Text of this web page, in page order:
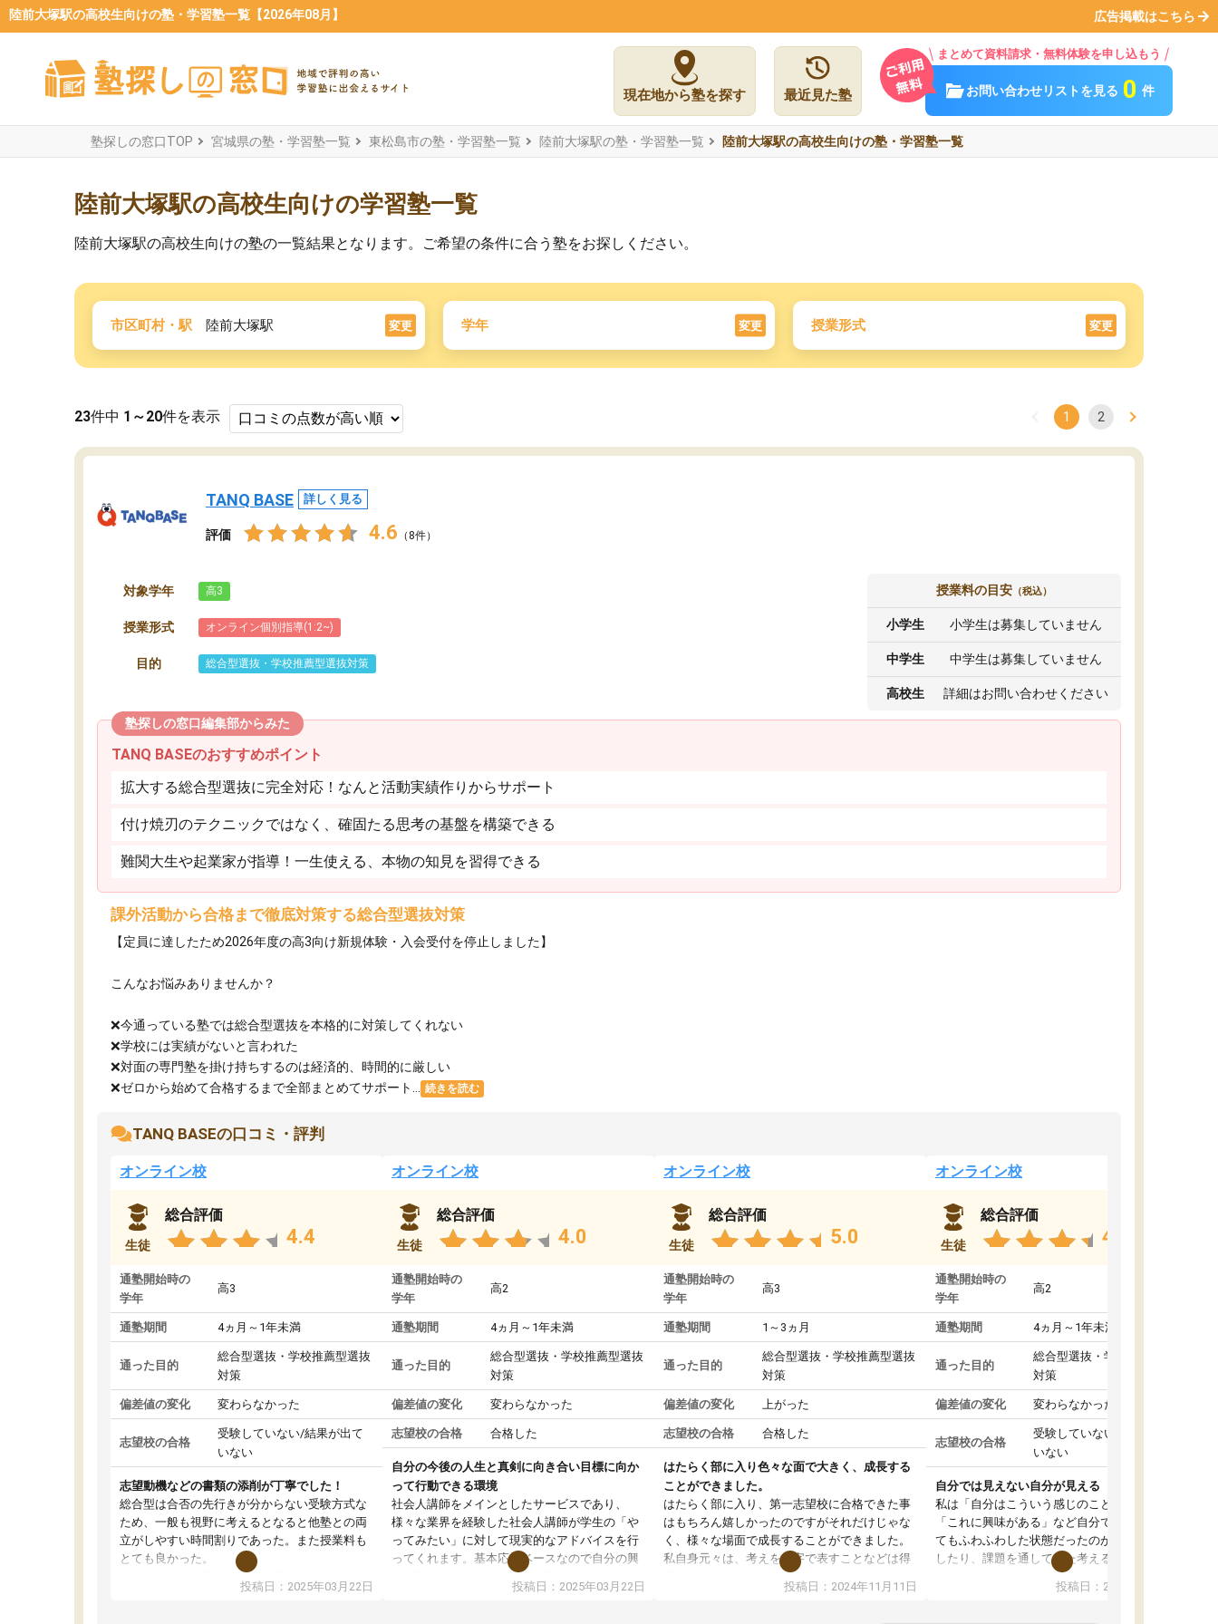
陸前大塚駅の高校生向けの塾・学習塾一覧【2026年08月】 広告掲載はこちら
現在地から塾を探す 最近見た塾
まとめて資料請求・無料体験を申し込もう
お問い合わせリストを見る 0 件
塾探しの窓口TOP 宮城県の塾・学習塾一覧 東松島市の塾・学習塾一覧 陸前大塚駅の塾・学習塾一覧 陸前大塚駅の高校生向けの塾・学習塾一覧
陸前大塚駅の高校生向けの学習塾一覧
陸前大塚駅の高校生向けの塾の一覧結果となります。ご希望の条件に合う塾をお探しください。
市区町村・駅 陸前大塚駅 変更 学年 変更 授業形式 変更
23件中 1～20件を表示 1 2
TANQ BASE 詳しく見る
評価 4.6 （8件）
対象学年 高3
授業形式 オンライン個別指導(1:2~)
目的 総合型選抜・学校推薦型選抜対策
授業料の目安 （税込）
小学生 小学生は募集していません
中学生 中学生は募集していません
高校生 詳細はお問い合わせください
塾探しの窓口編集部からみた
TANQ BASEのおすすめポイント
拡大する総合型選抜に完全対応！なんと活動実績作りからサポート
付け焼刃のテクニックではなく、確固たる思考の基盤を構築できる
難関大生や起業家が指導！一生使える、本物の知見を習得できる
課外活動から合格まで徹底対策する総合型選抜対策
【定員に達したため2026年度の高3向け新規体験・入会受付を停止しました】
こんなお悩みありませんか？
❌今通っている塾では総合型選抜を本格的に対策してくれない
❌学校には実績がないと言われた
❌対面の専門塾を掛け持ちするのは経済的、時間的に厳しい
❌ゼロから始めて合格するまで全部まとめてサポート...
続きを読む
TANQ BASEの口コミ・評判
オンライン校
生徒
総合評価
4.4
通塾開始時の
学年
高3
通塾期間 4ヵ月～1年未満
通った目的
総合型選抜・学校推薦型選抜
対策
偏差値の変化 変わらなかった
志望校の合格
受験していない/結果が出て
いない
志望動機などの書類の添削が丁寧でした！
総合型は合否の先行きが分からない受験方式な
ため、一般も視野に考えるとなると他塾との両
立がしやすい時間割りであった。また授業料も
とても良かった。
総合型の多くの塾は大学生が見ることが多い
が、はたらく部総合型コースは大学生の目だけ
投稿日：2025年03月22日
オンライン校
生徒
総合評価
4.0
通塾開始時の
学年
高2
通塾期間 4ヵ月～1年未満
通った目的
総合型選抜・学校推薦型選抜
対策
偏差値の変化 変わらなかった
志望校の合格 合格した
自分の今後の人生と真剣に向き合い目標に向か
って行動できる環境
社会人講師をメインとしたサービスであり、
様々な業界を経験した社会人講師が学生の「や
ってみたい」に対して現実的なアドバイスを行
ってくれます。基本応援ベースなので自分の興
味分野について学生知識では思いつかない部分
まで深ぼる事が出来ます。
投稿日：2025年03月22日
オンライン校
生徒
総合評価
5.0
通塾開始時の
学年
高3
通塾期間 1～3ヵ月
通った目的
総合型選抜・学校推薦型選抜
対策
偏差値の変化 上がった
志望校の合格 合格した
はたらく部に入り色々な面で大きく、成長する
ことができました。
はたらく部に入り、第一志望校に合格できた事
はもちろん嬉しかったのですがそれだけじゃな
く、様々な場面で成長することができました。
私自身元々は、考えを文字で表すことなどは得
意だったのですが、人前で話すことやコミュニ
ケーションをとることが苦手でした。
投稿日：2024年11月11日
オンライン校
生徒
総合評価
4.8
通塾開始時の
学年
高2
通塾期間 4ヵ月～1年未満
通った目的
総合型選抜・学校推薦型選抜
対策
偏差値の変化 変わらなかった
志望校の合格
受験していない/結果が出て
いない
自分では見えない自分が見える
私は「自分はこういう感じのことがしたい」
「これに興味がある」など自分で自己分析をし
てもふわふわした状態だったのが、コーチと話
したり、課題を通してまた考えることで、もっ
と詳しく自分のことが理解できました。いつで
も質問できるので、そこも1つの魅力です。ま
投稿日：2024年10月31日